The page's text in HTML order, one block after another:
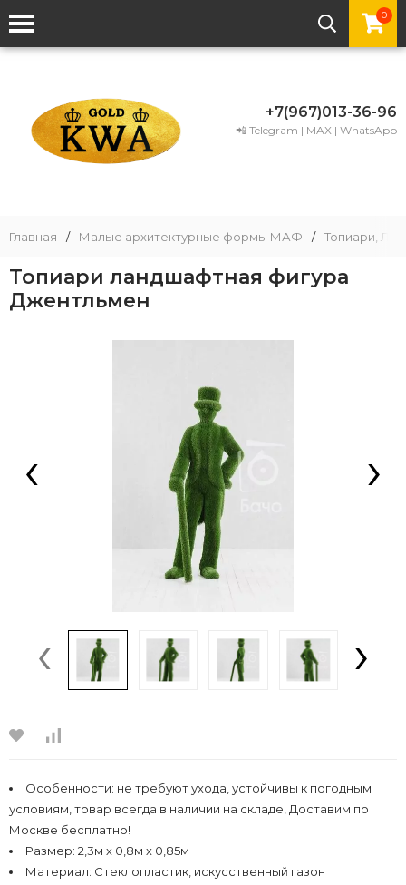
0
+7(967)013-36-96
📲 Telegram | MAX | WhatsApp
Главная / Малые архитектурные формы МАФ / Топиари,
Топиари ландшафтная фигура
Джентльмен
‹ ›
‹ ›
Особенности: не требуют ухода, устойчивы к погодным
условиям, товар всегда в наличии на складе, Доставим по
Москве бесплатно!
Размер: 2,3м х 0,8м х 0,85м
Материал: Стеклопластик, искусственный газон